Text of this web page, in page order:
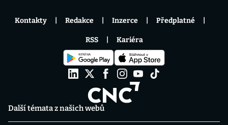
Další témata z našich webů
Kontakty Redakce Inzerce Předplatné
RSS Kariéra